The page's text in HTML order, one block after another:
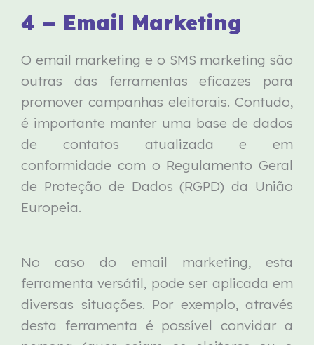
4 – Email Marketing
O email marketing e o SMS marketing são
outras das ferramentas eficazes para
promover campanhas eleitorais. Contudo,
é importante manter uma base de dados
de contatos atualizada e em
conformidade com o Regulamento Geral
de Proteção de Dados (RGPD) da União
Europeia.
No caso do email marketing, esta
ferramenta versátil, pode ser aplicada em
diversas situações. Por exemplo, através
desta ferramenta é possível convidar a